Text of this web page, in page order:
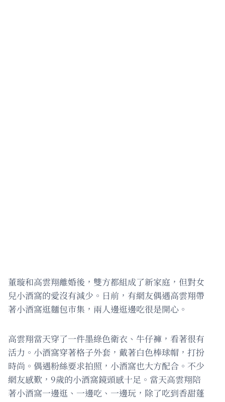
董璇和高雲翔離婚後，雙方都組成了新家庭，但對女
兒小酒窩的愛沒有減少。日前，有網友偶遇高雲翔帶
著小酒窩逛麵包市集，兩人邊逛邊吃很是開心。
高雲翔當天穿了一件墨綠色衛衣、牛仔褲，看著很有
活力。小酒窩穿著格子外套，戴著白色棒球帽，打扮
時尚。偶遇粉絲要求拍照，小酒窩也大方配合。不少
網友感歎，9歲的小酒窩鏡頭感十足。當天高雲翔陪
著小酒窩一邊逛、一邊吃、一邊玩，除了吃到香甜蓬